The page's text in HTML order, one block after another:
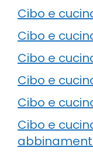
Cibo e
Cibo e
Cibo e
Cibo e
Cibo e
Cibo e